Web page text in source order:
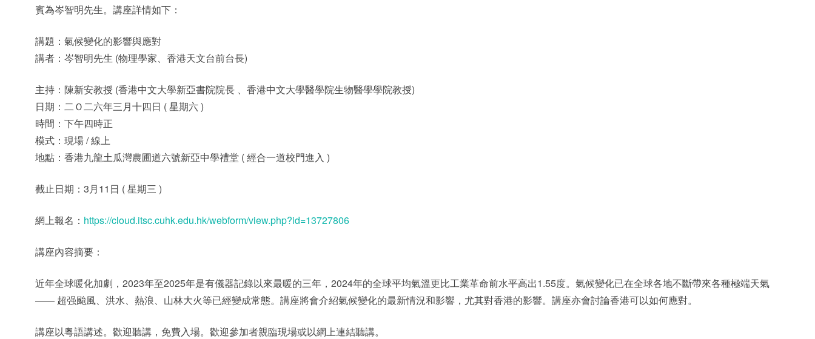
賓為岑智明先生。講座詳情如下：
講題：氣候變化的影響與應對
講者：岑智明先生 (物理學家、香港天文台前台長)
主持：陳新安教授 (香港中文大學新亞書院院長 、香港中文大學醫學院生物醫學學院教授)
日期：二Ｏ二六年三月十四日 ( 星期六 )
時間：下午四時正
模式：現場 / 線上
地點：香港九龍土瓜灣農圃道六號新亞中學禮堂 ( 經合一道校門進入 )
截止日期：3月11日 ( 星期三 )
網上報名： https://cloud.itsc.cuhk.edu.hk/webform/view.php?id=13727806
講座內容摘要：
近年全球暖化加劇，2023年至2025年是有儀器記錄以來最暖的三年，2024年的全球平均氣溫更比工業革命前水平高出1.55度。氣候變化已在全球各地不斷帶來各種極端天氣
—— 超强颱風、洪水、熱浪、山林大火等已經變成常態。講座將會介紹氣候變化的最新情況和影響，尤其對香港的影響。講座亦會討論香港可以如何應對。
講座以粵語講述。歡迎聽講，免費入場。歡迎參加者親臨現場或以網上連結聽講。